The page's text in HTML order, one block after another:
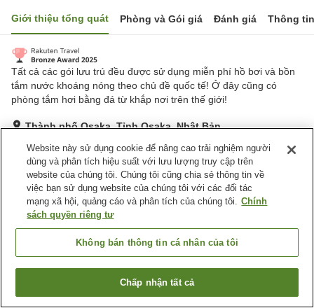
Giới thiệu tổng quát Phòng và Gói giá Đánh giá Thông
Tất cả các gói lưu trú đều được sử dụng miễn phí hồ bơi và bồn
tắm nước khoáng nóng theo chủ đề quốc tế! Ở đây cũng có
phòng tắm hơi bằng đá từ khắp nơi trên thế giới!
Thành phố Osaka, Tỉnh Osaka, Nhật Bản
Tuyệt vời Đánh giá:821 lượt
Tiện nghi chỗ nghỉ
Phòng xông đá nóng
Xông hơi
Tìm phòng trống
Website này sử dụng cookie để nâng cao trải nghiệm người
dùng và phân tích hiệu suất với lưu lượng truy cập trên
website của chúng tôi. Chúng tôi cũng chia sẻ thông tin về
việc bạn sử dụng website của chúng tôi với các đối tác
mạng xã hội, quảng cáo và phân tích của chúng tôi. Chính
sách quyền riêng tư
Không bán thông tin cá nhân của tôi
Chấp nhận tất cả